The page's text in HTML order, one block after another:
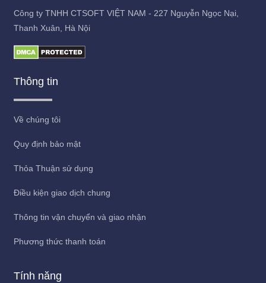
Công ty TNHH CTSOFT VIỆT NAM - 227 Nguyễn Ngọc Nại,
Thanh Xuân, Hà Nội
Thông tin
Về chúng tôi
Quy định bảo mật
Thỏa Thuận sử dụng
Điều kiện giao dịch chung
Thông tin vận chuyển và giao nhận
Phương thức thanh toán
Tính năng